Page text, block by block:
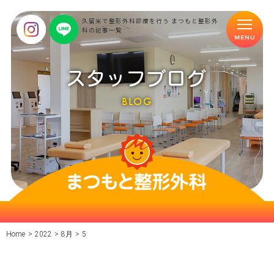
久留米で整形外科診療を行う まつもと整形外
科の記事一覧
スタッフブログ
BLOG
Home > 2022 > 8月 > 5